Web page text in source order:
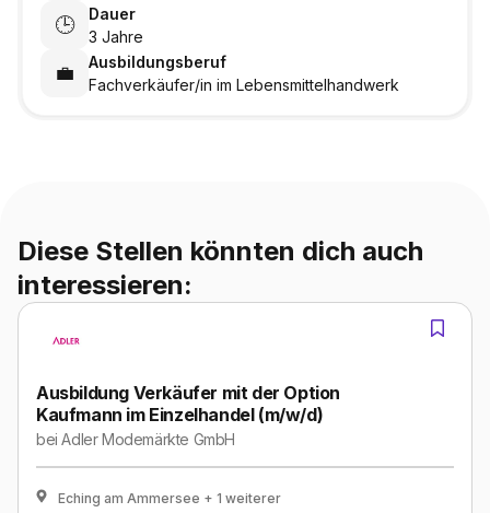
🕒
Dauer
3 Jahre
💼
Ausbildungsberuf
Fachverkäufer/in im Lebensmittelhandwerk
Diese Stellen könnten dich auch
interessieren:
Ausbildung Verkäufer mit der Option
Kaufmann im Einzelhandel (m/w/d)
beiAdler Modemärkte GmbH
Eching am Ammersee + 1 weiterer